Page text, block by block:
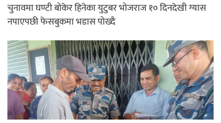
चुनावमा घण्टी बोकेर हिनेका युटुबर भोजराज १० दिनदेखी ग्यास
नपाएपछी फेसबुकमा भडास पोख्दै